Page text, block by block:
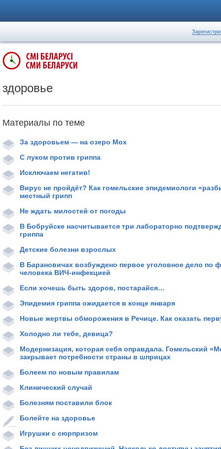
здоровье
Материалы по теме
За здоровьем — на озеро Мох
С луком против гриппа
Исключаем негатив!
Вирус не пройдёт? Как гомельские эпидемиологи
местный грипп
Не ждать милостей от погоды
В Бобруйске насчитывается три лабораторно
гриппа
Детские болезни взрослых
В Барановичах возбуждено первое уголовное дело по
человека ВИЧ-инфекцией
Если хочешь быть здоров, постарайся…
Эпидемия гриппа ожидается в конце января
Новые жертвы обморожения в Речице. Как оказать
Холодно ли тебе, девица?
Модернизация, которая себя оправдала. Гомельский
закрывает потребности страны в шприцах
Болеем по новым правилам
Клинический случай
Болезням поставили блок
Болейте на здоровье
Игрушки с сюрпризом